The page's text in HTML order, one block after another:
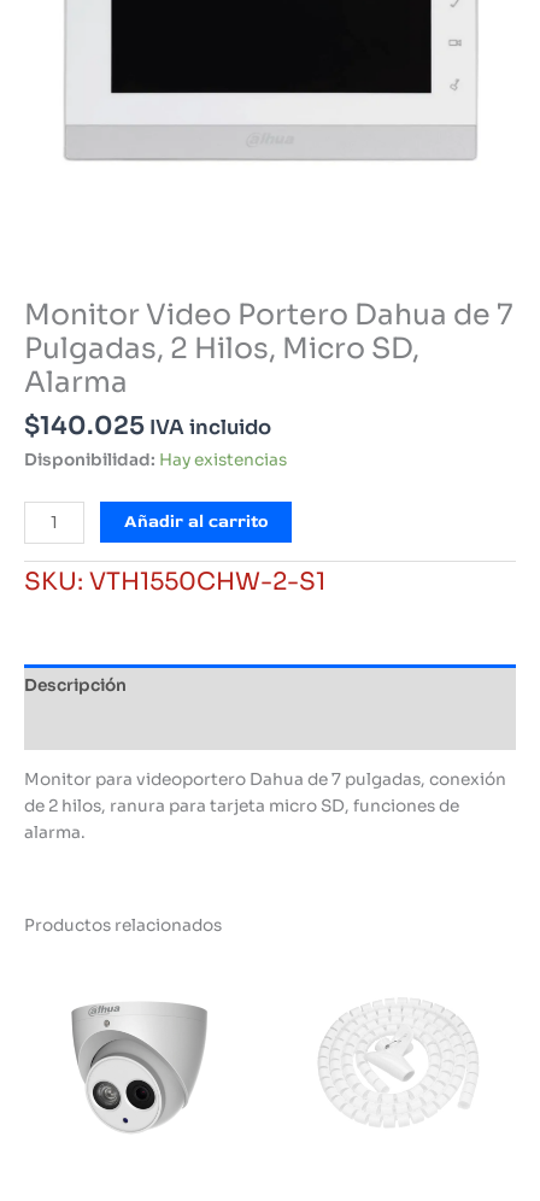
Monitor Video Portero Dahua de 7
Pulgadas, 2 Hilos, Micro SD,
Alarma
$140.025 IVA incluido
Disponibilidad: Hay existencias
Monitor
Video
Portero
Dahua
Pulgadas,
Micro
SD,
Alarma
cantidad
Añadir al carrito
SKU: VTH1550CHW-2-S1
Descripción
Monitor para videoportero Dahua de 7 pulgadas, conexión
de 2 hilos, ranura para tarjeta micro SD, funciones de
alarma.
Productos relacionados